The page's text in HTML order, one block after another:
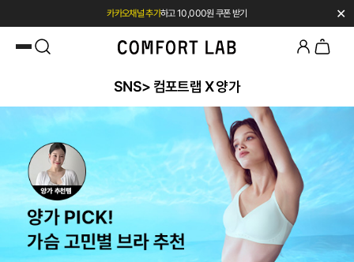
카카오채널 추가하고 10,000원 쿠폰 받기
첫 구매 시 베스트셀러 50% 즉시 할인
✕
SNS> 컴포트랩 X 양가